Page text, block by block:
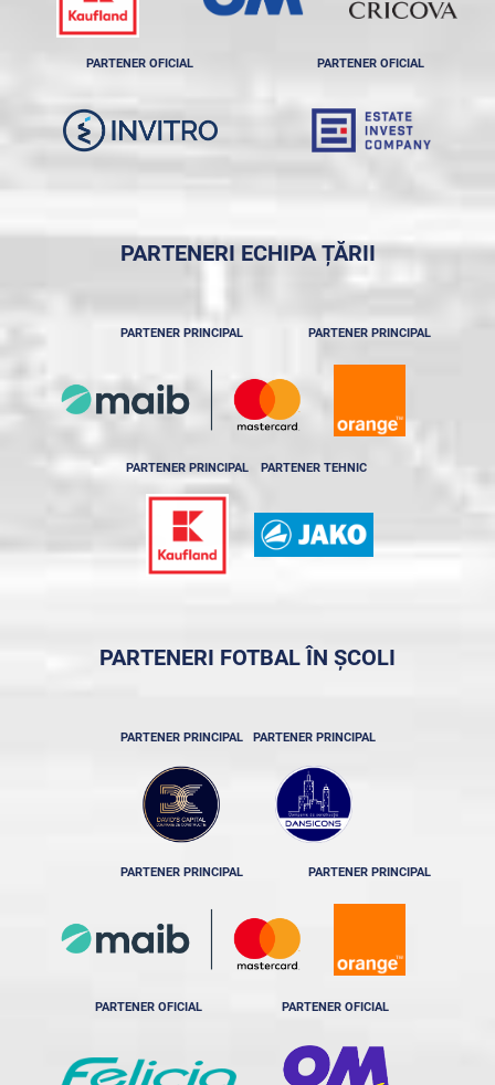
PARTENER OFICIAL PARTENER OFICIAL
PARTENERI ECHIPA ȚĂRII
PARTENER PRINCIPAL PARTENER PRINCIPAL
PARTENER PRINCIPAL PARTENER TEHNIC
PARTENERI FOTBAL ÎN ȘCOLI
PARTENER PRINCIPAL PARTENER PRINCIPAL
PARTENER PRINCIPAL PARTENER PRINCIPAL
PARTENER OFICIAL PARTENER OFICIAL